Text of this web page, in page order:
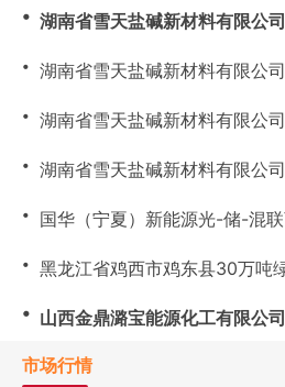
・ 湖南省雪天盐碱新材料有限公
・ 湖南省雪天盐碱新材料有限公
・ 湖南省雪天盐碱新材料有限公
・ 湖南省雪天盐碱新材料有限公
・ 国华（宁夏）新能源光-储-混
・ 黑龙江省鸡西市鸡东县30万吨
・ 山西金鼎潞宝能源化工有限公
市场行情